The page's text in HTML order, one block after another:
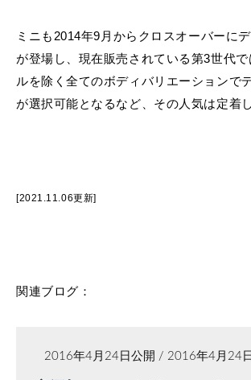
工場
TEL
買取
ミニも2014年9月からクロスオーバーに
が登場し、現在販売されている第3世代
ルを除く全てのボディバリエーションで
が選択可能となるなど、その人気は定着
[2021.11.06更新]
関連ブログ：